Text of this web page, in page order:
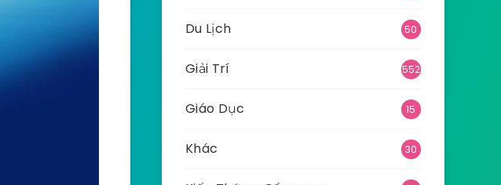
Du Lịch 50
Giải Trí 552
Giáo Dục 15
Khác 30